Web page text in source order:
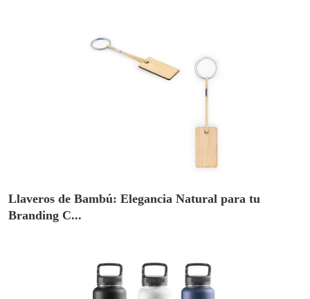
Llaveros de Bambú: Elegancia Natural para tu
Branding C...